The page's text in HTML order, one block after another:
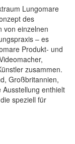
Lungomare
des
von einzelnen
– es
Produkt- und
zusammen.
Großbritannien,
enthielt
speziell für